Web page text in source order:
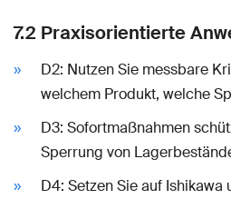
7.2 Praxisorientierte
D2: Nutzen Sie messbare
welchem Produkt, welche
D3: Sofortmaßnahmen
Sperrung von
D4: Setzen Sie auf Ishikawa